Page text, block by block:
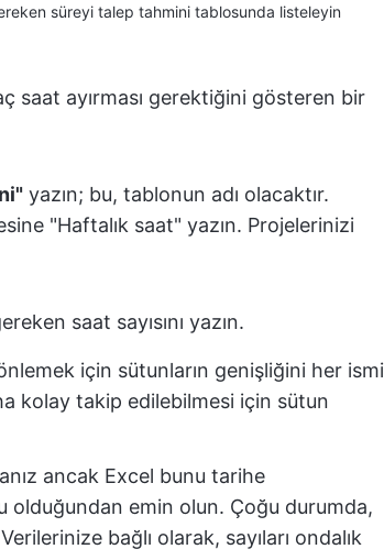
süreyi talep tahmini tablosunda listeleyin
saat ayırması gerektiğini gösteren bir
yazın; bu, tablonun adı olacaktır.
"Haftalık saat" yazın. Projelerinizi
saat sayısını yazın.
için sütunların genişliğini her ismi
kolay takip edilebilmesi için sütun
ancak Excel bunu tarihe
emin olun. Çoğu durumda,
bağlı olarak, sayıları ondalık